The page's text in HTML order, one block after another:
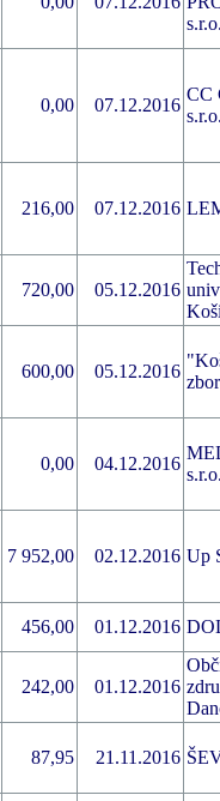
0,00 07.12.2016
CC
216,00 07.12.2016
720,00 05.12.2016
600,00 05.12.2016
0,00 04.12.2016
7 952,00 02.12.2016 Up
456,00 01.12.2016
242,00 01.12.2016
87,95 21.11.2016